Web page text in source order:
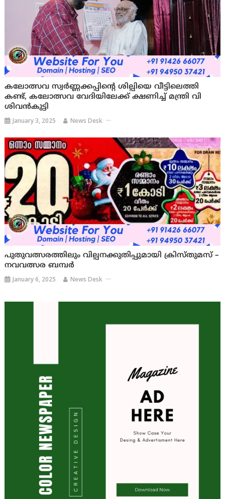
കലോത്സവ സ്വർണ്ണക്കപ്പിന്റെ ശില്പിയെ വീട്ടിലെത്തി
കണ്ട്, കലോത്സവ വേദിയിലേക്ക് ക്ഷണിച്ച് മന്ത്രി വി
ശിവൻകുട്ടി
January 3, 2025 News Desk
പുതുവത്സരത്തിലും വില്പനക്കുതിപ്പുമായി ക്രിസ്തുമസ് –
നവവത്സര ബമ്പർ
January 6, 2025 News Desk